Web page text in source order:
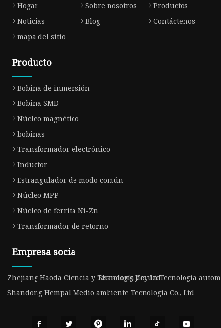
Hogar Sobre nosotros
Productos
Noticias
Blog
Contáctenos
mapa del sitio
Producto
Bobina de inmersión
Bobina SMD
Núcleo magnético
bobinas
Transformador electrónico
Inductor
Estrangulador de modo común
Núcleo MPP
Núcleo de ferrita Ni-Zn
Transformador de retorno
Empresa socia
Zhejiang Haoda Ciencia y Tecnología Co., Ltd
Shandong Jieyun Tecnología
Shandong Hempal Medio ambiente Tecnología Co., Ltd